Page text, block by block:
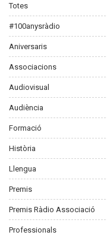
Totes
#100anysràdio
Aniversaris
Associacions
Audiovisual
Audiència
Formació
Història
Llengua
Premis
Premis Ràdio Associació
Professionals